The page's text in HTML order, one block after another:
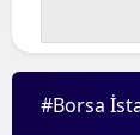
#Borsa